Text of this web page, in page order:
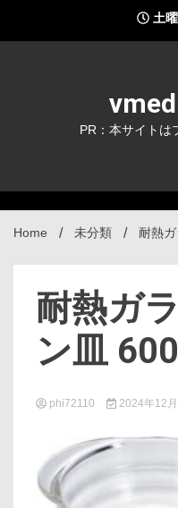
content
土
PR：本サイトは
Home 未分類 耐熱
耐熱ガ
ン皿
phi72110 2024年12月